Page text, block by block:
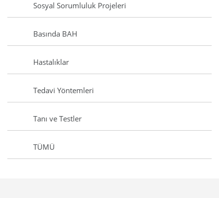
Sosyal Sorumluluk Projeleri
Basında BAH
Hastalıklar
Tedavi Yöntemleri
Tanı ve Testler
TÜMÜ